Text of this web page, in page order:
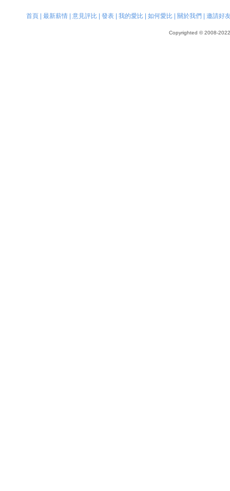
首頁| 最新薪情| 意見評比| 發表| 我的愛比| 如何愛比| 關於我們 邀請好
Copyrighted © 2008-